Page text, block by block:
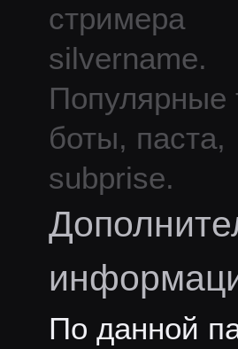
стримера
silvername.
Популярные
боты, паста,
subprise.
По данной